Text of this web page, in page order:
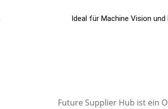
Ideal für Machine Vision und
Future Supplier Hub ist ein